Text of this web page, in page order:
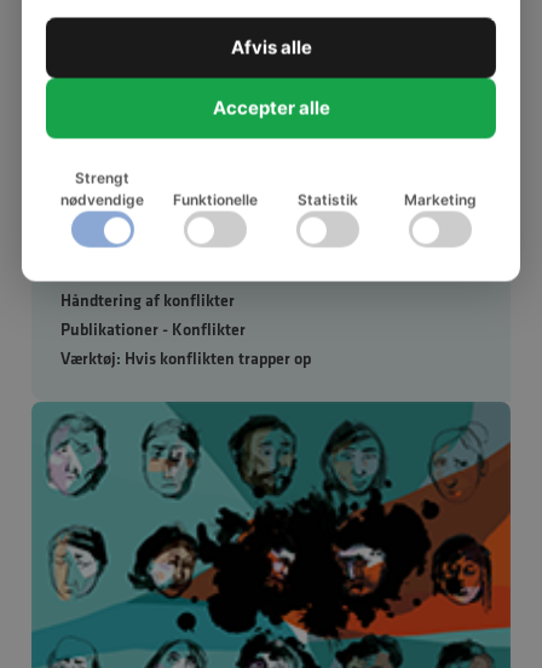
Hvad er en konflikt?
Fem typer af konflikter
Sådan udvikler konflikter sig
Håndtering af konflikter
Publikationer - Konflikter
Værktøj: Hvis konflikten trapper op
skadelige konflikter.
Afvis alle
Accepter alle
Strengt
nødvendige
Funktionelle Statistik Marketing